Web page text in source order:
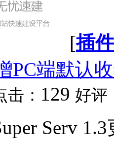
[插
PC端默认
击： 129 好评
Serv